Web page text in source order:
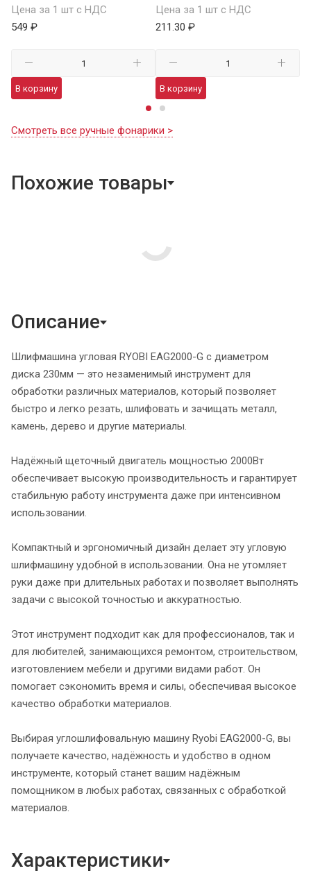
Цена за 1 шт с НДС
549 ₽
В корзину
Цена за 1 шт с НДС
211.30 ₽
В корзину
Смотреть все ручные фонарики >
Похожие товары
Описание
Шлифмашина угловая RYOBI EAG2000-G с диаметром
диска 230мм — это незаменимый инструмент для
обработки различных материалов, который позволяет
быстро и легко резать, шлифовать и зачищать металл,
камень, дерево и другие материалы.
Надёжный щеточный двигатель мощностью 2000Вт
обеспечивает высокую производительность и гарантирует
стабильную работу инструмента даже при интенсивном
использовании.
Компактный и эргономичный дизайн делает эту угловую
шлифмашину удобной в использовании. Она не утомляет
руки даже при длительных работах и позволяет выполнять
задачи с высокой точностью и аккуратностью.
Этот инструмент подходит как для профессионалов, так и
для любителей, занимающихся ремонтом, строительством,
изготовлением мебели и другими видами работ. Он
помогает сэкономить время и силы, обеспечивая высокое
качество обработки материалов.
Выбирая углошлифовальную машину Ryobi EAG2000-G, вы
получаете качество, надёжность и удобство в одном
инструменте, который станет вашим надёжным
помощником в любых работах, связанных с обработкой
материалов.
Характеристики